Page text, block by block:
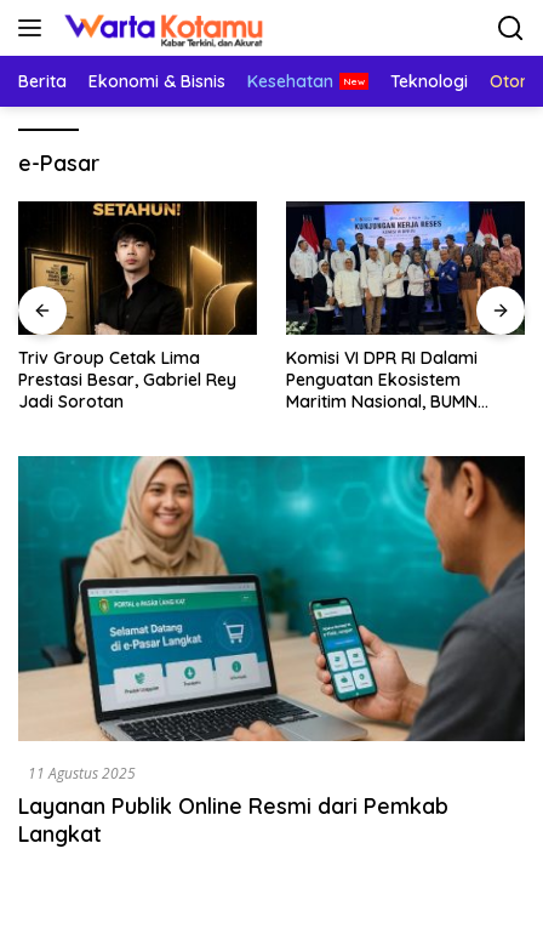
Langsung
Berita Ekonomi & Bisnis Kesehatan Teknologi
e-Pasar
Triv Group Cetak Lima
Prestasi Besar, Gabriel Rey
Jadi Sorotan
Komisi VI DPR RI Dalami
Penguatan Ekosistem
Maritim Nasional, BUMN
11 Agustus 2025
Layanan Publik Online Resmi dari Pemkab
Langkat